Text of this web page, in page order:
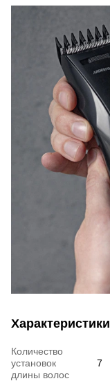
Характеристики
Количество
установок
длины волос
7